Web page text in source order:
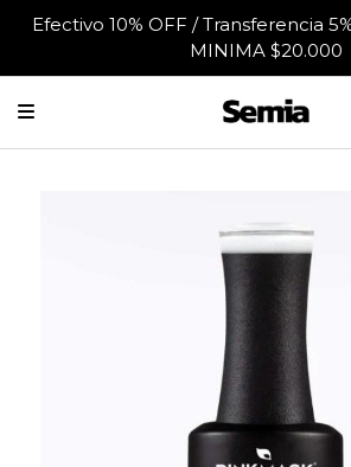
Efectivo 10% OFF / Transferencia
MINIMA $20.000